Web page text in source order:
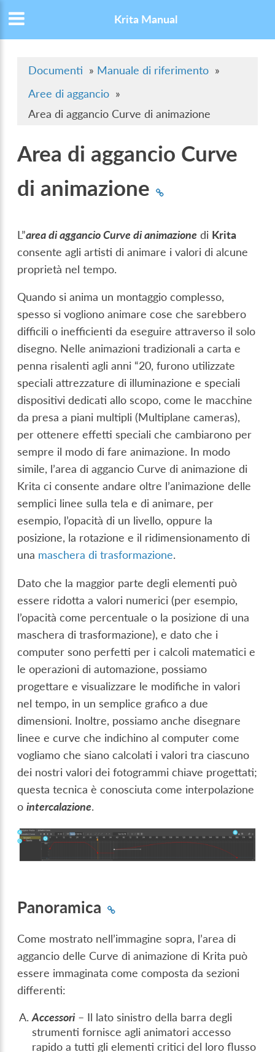
Krita Manual
Documenti » Manuale di riferimento »
Aree di aggancio »
Area di aggancio Curve di animazione
Area di aggancio Curve
di animazione
L”area di aggancio Curve di animazione di Krita
consente agli artisti di animare i valori di alcune
proprietà nel tempo.
Quando si anima un montaggio complesso,
spesso si vogliono animare cose che sarebbero
difficili o inefficienti da eseguire attraverso il solo
disegno. Nelle animazioni tradizionali a carta e
penna risalenti agli anni “20, furono utilizzate
speciali attrezzature di illuminazione e speciali
dispositivi dedicati allo scopo, come le macchine
da presa a piani multipli (Multiplane cameras),
per ottenere effetti speciali che cambiarono per
sempre il modo di fare animazione. In modo
simile, l’area di aggancio Curve di animazione di
Krita ci consente andare oltre l’animazione delle
semplici linee sulla tela e di animare, per
esempio, l’opacità di un livello, oppure la
posizione, la rotazione e il ridimensionamento di
una maschera di trasformazione.
Dato che la maggior parte degli elementi può
essere ridotta a valori numerici (per esempio,
l’opacità come percentuale o la posizione di una
maschera di trasformazione), e dato che i
computer sono perfetti per i calcoli matematici e
le operazioni di automazione, possiamo
progettare e visualizzare le modifiche in valori
nel tempo, in un semplice grafico a due
dimensioni. Inoltre, possiamo anche disegnare
linee e curve che indichino al computer come
vogliamo che siano calcolati i valori tra ciascuno
dei nostri valori dei fotogrammi chiave progettati;
questa tecnica è conosciuta come interpolazione
ointercalazione.
Panoramica
Come mostrato nell’immagine sopra, l’area di
aggancio delle Curve di animazione di Krita può
essere immaginata come composta da sezioni
differenti:
Accessori – Il lato sinistro della barra degli
strumenti fornisce agli animatori accesso
rapido a tutti gli elementi critici del loro flusso